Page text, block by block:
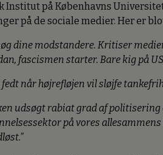
Institut på Københavns
på de sociale medier. Her er
dine modstandere. Kritiser
fascismen starter. Bare kig på
fedt når højrefløjen vil sløjfe
udsøgt rabiat grad af
på vores